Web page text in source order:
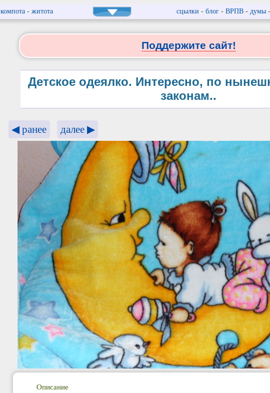
компота- житота сцылки - блог- ВРПВ- думы-
Поддержите сайт!
Детское одеялко. Интересно, по
законам..
◀ ранее далее ▶
Описание